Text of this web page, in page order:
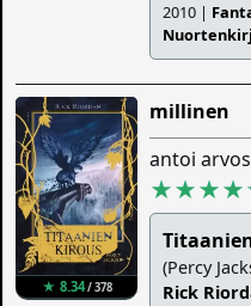
2010 |
★ 8.34/ 378
millinen
antoi
(Percy
Rick